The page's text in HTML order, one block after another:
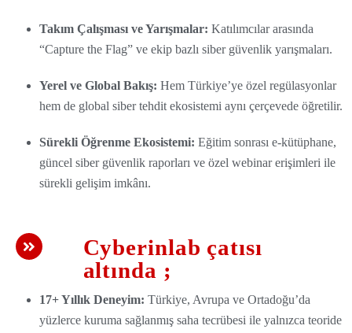
Takım Çalışması ve Yarışmalar: Katılımcılar arasında
“Capture the Flag” ve ekip bazlı siber güvenlik yarışmaları.
Yerel ve Global Bakış: Hem Türkiye’ye özel regülasyonlar
hem de global siber tehdit ekosistemi aynı çerçevede öğretilir.
Sürekli Öğrenme Ekosistemi: Eğitim sonrası e-kütüphane,
güncel siber güvenlik raporları ve özel webinar erişimleri ile
sürekli gelişim imkânı.
Cyberinlab çatısı
altında ;​
17+ Yıllık Deneyim: Türkiye, Avrupa ve Ortadoğu’da
yüzlerce kuruma sağlanmış saha tecrübesi ile yalnızca teoride